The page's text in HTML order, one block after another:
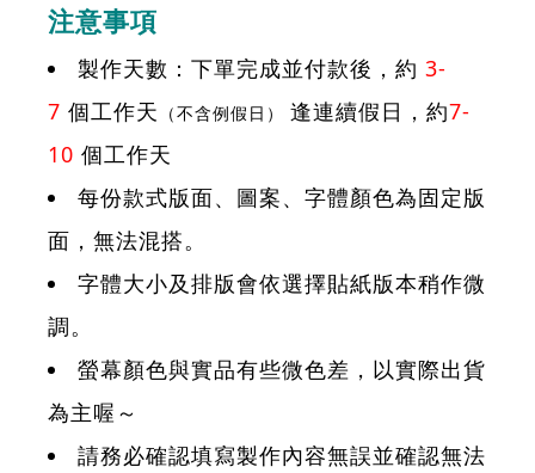
注意事項
製作天數：下單完成並付款後，約 3-
7 個工作天 （不含例假日） 逢連續假日，約7-
10 個工作天
每份款式版面、圖案、字體顏色為固定版
面，無法混搭。
字體大小及排版會依選擇貼紙版本稍作微
調。
螢幕顏色與實品有些微色差，以實際出貨
為主喔～
請務必確認填寫製作內容無誤並確認無法